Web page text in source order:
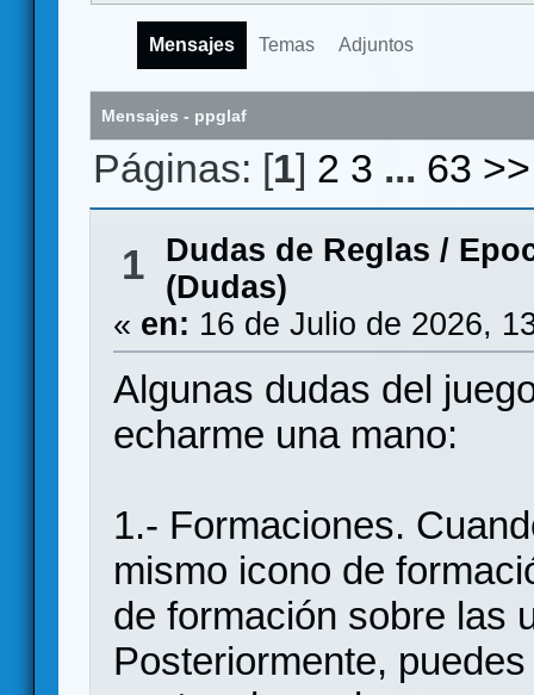
Mensajes Temas Adjuntos
Mensajes - ppglaf
Páginas: [1] 2 3 ... 63 >>
1 Dudas de Reglas /
(Dudas)
« en: 16 de Julio de 2026,
Algunas dudas del
echarme una mano:
1.- Formaciones.
mismo icono de
de formación sobre las
Posteriormente,